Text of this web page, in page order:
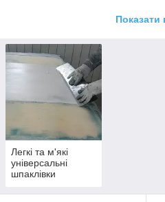
еластичність та твердість.
Показати
Легкі та м'які
універсальні
шпаклівки